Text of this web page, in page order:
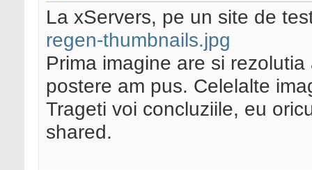
La xServers, pe un site de
regen-thumbnails.jpg
Prima imagine are si
postere am pus. Celelalte
Trageti voi concluziile, eu
shared.